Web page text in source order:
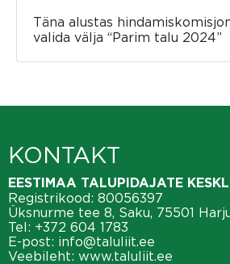
Täna alustas
valida välja “Parim talu 2024”
KONTAKT
EESTIMAA TALUPIDAJATE
Registrikood: 80056397
Üksnurme tee 8, Saku, 75501
Tel: +372 604 1783
E-post: info@taluliit.ee
Veebileht: www.taluliit.ee